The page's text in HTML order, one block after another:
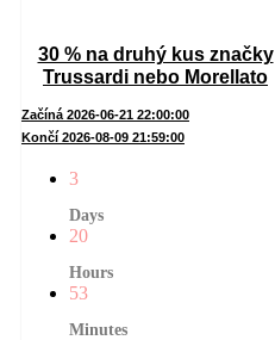
30 % na druhý kus značky
Trussardi nebo Morellato
Začíná 2026-06-21 22:00:00
Končí 2026-08-09 21:59:00
3
Days
20
Hours
53
Minutes